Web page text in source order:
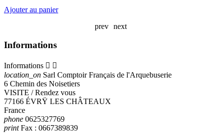
Ajouter au panier
prev
next
Informations
Informations  
location_on Sarl Comptoir Français de l'Arquebuserie
6 Chemin des Noisetiers
VISITE / Rendez vous
77166 ÉVRŸ LES CHÂTEAUX
France
phone 0625327769
printFax : 0667389839